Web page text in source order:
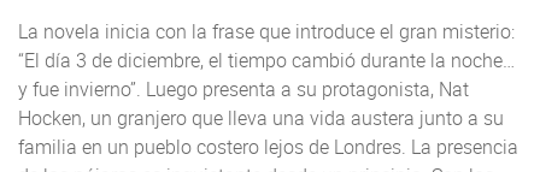
La novela inicia con la frase que introduce el gran misterio:
“El día 3 de diciembre, el tiempo cambió durante la noche…
y fue invierno”. Luego presenta a su protagonista, Nat
Hocken, un granjero que lleva una vida austera junto a su
familia en un pueblo costero lejos de Londres. La presencia